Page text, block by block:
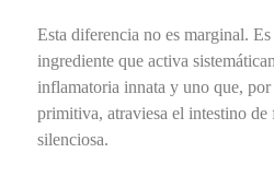
Esta diferencia no es marginal.
ingrediente que activa
inflamatoria innata y uno que, por
primitiva, atraviesa el intestino de
silenciosa.